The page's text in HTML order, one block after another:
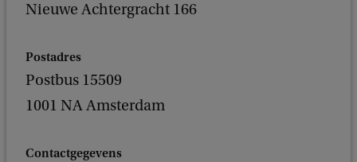
Nieuwe Achtergracht 166
Postadres
Postbus 15509
1001 NA Amsterdam
Contactgegevens